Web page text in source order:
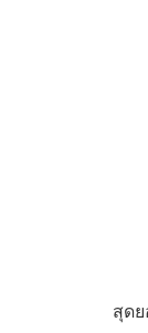
สุด